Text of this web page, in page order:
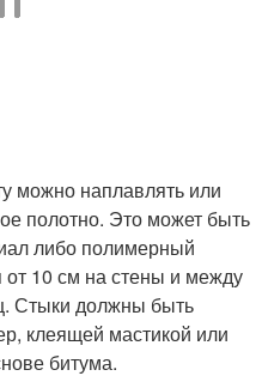
можно наплавлять или
полотно. Это может быть
либо полимерный
от 10 см на стены и между
Стыки должны быть
клеящей мастикой или
битума.